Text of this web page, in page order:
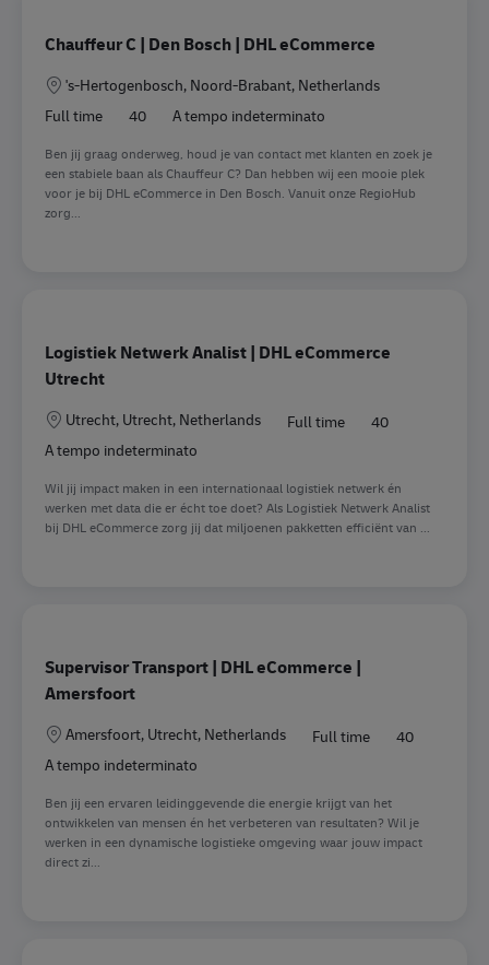
Chauffeur C | Den Bosch | DHL eCommerce
Sede's-Hertogenbosch, Noord-Brabant, Netherlands
Full time
40 A tempo indeterminato
Ben jij graag onderweg, houd je van contact met klanten en zoek je
een stabiele baan als Chauffeur C? Dan hebben wij een mooie plek
voor je bij DHL eCommerce in Den Bosch. Vanuit onze RegioHub
zorg...
Logistiek Netwerk Analist | DHL eCommerce
Utrecht
SedeUtrecht, Utrecht, Netherlands Full time
40
A tempo indeterminato
Wil jij impact maken in een internationaal logistiek netwerk én
werken met data die er écht toe doet? Als Logistiek Netwerk Analist
bij DHL eCommerce zorg jij dat miljoenen pakketten efficiënt van ...
Supervisor Transport | DHL eCommerce |
Amersfoort
SedeAmersfoort, Utrecht, Netherlands Full time
40
A tempo indeterminato
Ben jij een ervaren leidinggevende die energie krijgt van het
ontwikkelen van mensen én het verbeteren van resultaten? Wil je
werken in een dynamische logistieke omgeving waar jouw impact
direct zi...